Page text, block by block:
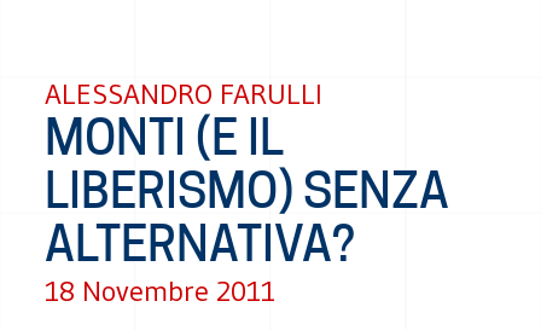
ALESSANDRO FARULLI
MONTI (E IL
LIBERISMO) SENZA
ALTERNATIVA?
18 Novembre 2011